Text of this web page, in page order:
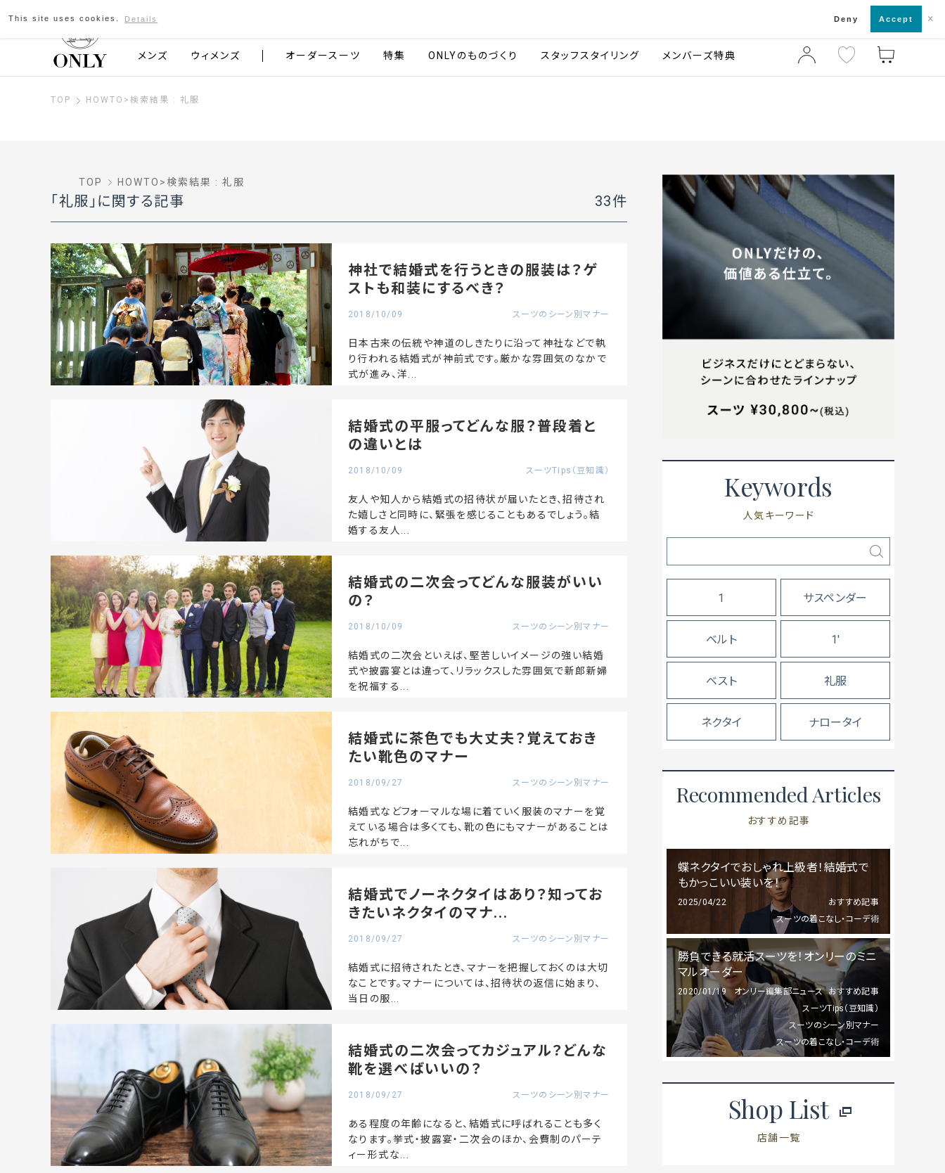
京都発のスーツブランド ONLY 店舗一覧・来店予約
メンズ ウィメンズ オーダースーツ 特集 ONLYのものづくり スタッフスタイリング メンバーズ特典
TOP HOWTO > 検索結果 : 礼服
TOP HOWTO > 検索結果 : 礼服
「礼服」 に関する記事 33件
神社で結婚式を行うときの服装は？ゲ
ストも和装にするべき？
2018/10/09 スーツのシーン別マナー
日本古来の伝統や神道のしきたりに沿って神社などで執
り行われる結婚式が神前式です。厳かな雰囲気のなかで
式が進み、洋...
結婚式の平服ってどんな服？普段着と
の違いとは
2018/10/09 スーツTips（豆知識）
友人や知人から結婚式の招待状が届いたとき、招待され
た嬉しさと同時に、緊張を感じることもあるでしょう。結
婚する友人...
結婚式の二次会ってどんな服装がいい
の？
2018/10/09 スーツのシーン別マナー
結婚式の二次会といえば、堅苦しいイメージの強い結婚
式や披露宴とは違って、リラックスした雰囲気で新郎新婦
を祝福する...
結婚式に茶色でも大丈夫？覚えておき
たい靴色のマナー
2018/09/27 スーツのシーン別マナー
結婚式などフォーマルな場に着ていく服装のマナーを覚
えている場合は多くても、靴の色にもマナーがあることは
忘れがちで...
結婚式でノーネクタイはあり？知ってお
きたいネクタイのマナ...
2018/09/27 スーツのシーン別マナー
結婚式に招待されたとき、マナーを把握しておくのは大切
なことです。マナーについては、招待状の返信に始まり、
当日の服...
結婚式の二次会ってカジュアル？どんな
靴を選べばいいの？
2018/09/27 スーツのシーン別マナー
ある程度の年齢になると、結婚式に呼ばれることも多く
なります。挙式・披露宴・二次会のほか、会費制のパーテ
ィー形式な...
Keywords
人気キーワード
1 サスペンダー
ベルト 1'
ベスト 礼服
ネクタイ ナロータイ
Recommended Articles
おすすめ記事
蝶ネクタイでおしゃれ上級者！結婚式で
もかっこいい装いを！
2025/04/22
おすすめ記事
スーツの着こなし・コーデ術
勝負できる就活スーツを！オンリーのミニ
マルオーダー
2020/01/19 おすすめ記事
オンリー編集部ニュース
スーツTips（豆知識）
スーツのシーン別マナー
スーツの着こなし・コーデ術
Shop List
店舗一覧
This site uses cookies. Details Deny Accept ×